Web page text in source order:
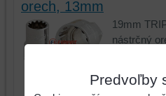
orech, 13mm
19mm
nástrčný
Predvoľby